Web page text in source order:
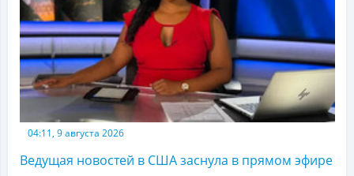
04:11, 9 августа 2026
Ведущая новостей в США заснула в прямом эфире